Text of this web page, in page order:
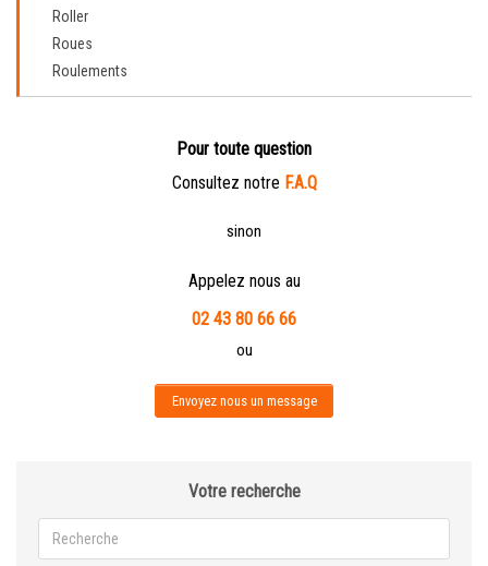
Roller
Roues
Roulements
Pour toute question
Consultez notre F.A.Q
sinon
Appelez nous au
02 43 80 66 66
ou
Envoyez nous un message
Votre recherche